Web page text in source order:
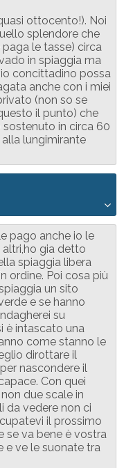
ottocento!). Noi
splendore che
le tasse) circa
in spiaggia ma
concittadino possa
anche con i miei
(non so se
il punto) che
in circa 60
alla lungimirante
pago anche io le
gia detto
spiaggia libera
ordine. Poi cosa più
un sito
e se hanno
su
è intascato una
come stanno le
dirottare il
nascondere il
Con quei
due scale in
da vedere non ci
il prossimo
se va bene è vostra
e ve le suonate tra